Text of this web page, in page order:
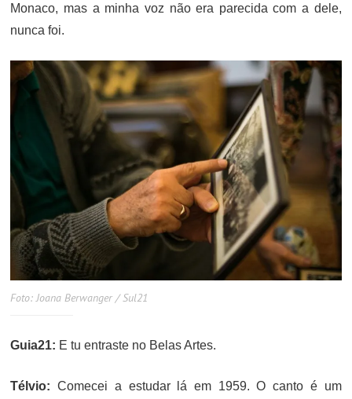
Monaco, mas a minha voz não era parecida com a dele,
nunca foi.
Foto: Joana Berwanger / Sul21
Guia21: E tu entraste no Belas Artes.
Télvio:Comecei a estudar lá em 1959. O canto é um